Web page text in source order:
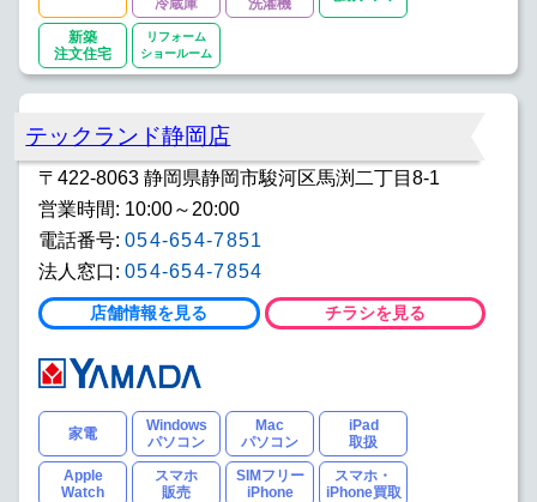
冷蔵庫
洗濯機
新築
注文住宅
リフォーム
ショールーム
テックランド静岡店
〒422-8063 静岡県静岡市駿河区馬渕二丁目8-1
営業時間: 10:00～20:00
電話番号: 054-654-7851
法人窓口: 054-654-7854
店舗情報を見る チラシを見る
家電
Windows
パソコン
Mac
パソコン
iPad
取扱
Apple
Watch
スマホ
販売
SIMフリー
iPhone
スマホ・
iPhone買取